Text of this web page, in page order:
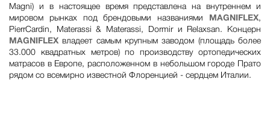
Magni) и в настоящее время представлена на внутреннем и
мировом рынках под брендовыми названиями
MAGNIFLEX,
PierrCardin, Materassi & Materassi, Dormir и Relaxsan. Концерн
MAGNIFLEX владеет самым крупным заводом (площадь более
33.000 квадратных метров) по производству ортопедических
матрасов в Европе, расположенном в небольшом городе Прато
рядом со всемирно известной Флоренцией - сердцем Италии.